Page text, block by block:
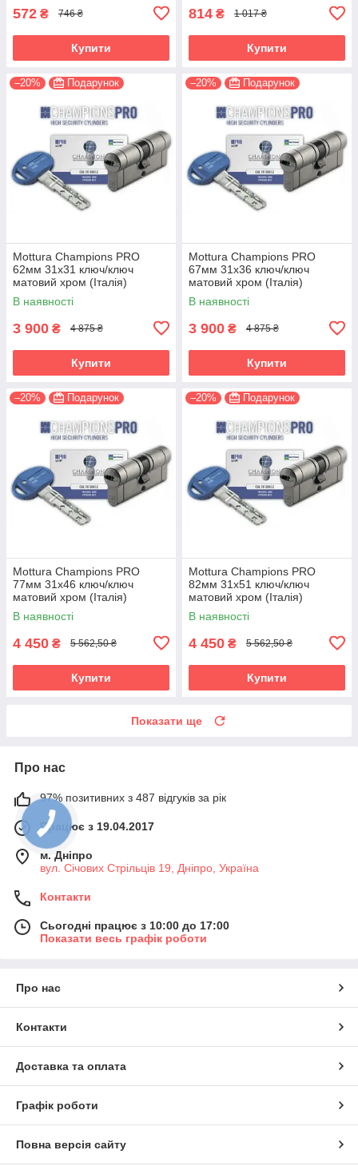
572 ₴ 746 ₴
Купити
814 ₴ 1 017 ₴
Купити
–20% Подарунок
Mottura Champions PRO
62мм 31х31 ключ/ключ
матовий хром (Італія)
В наявності
3 900 ₴ 4 875 ₴
Купити
–20% Подарунок
Mottura Champions PRO
67мм 31х36 ключ/ключ
матовий хром (Італія)
В наявності
3 900 ₴ 4 875 ₴
Купити
–20% Подарунок
Mottura Champions PRO
77мм 31х46 ключ/ключ
матовий хром (Італія)
В наявності
4 450 ₴ 5 562,50 ₴
Купити
–20% Подарунок
Mottura Champions PRO
82мм 31х51 ключ/ключ
матовий хром (Італія)
В наявності
4 450 ₴ 5 562,50 ₴
Купити
Показати ще
Про нас
97% позитивних з 487 відгуків за рік
Працює з 19.04.2017
м. Дніпро
вул. Січових Стрільців 19, Дніпро, Україна
Контакти
Сьогодні працює з 10:00 до 17:00
Показати весь графік роботи
Про нас
Контакти
Доставка та оплата
Графік роботи
Повна версія сайту